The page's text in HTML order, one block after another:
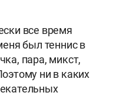
все время
был теннис в
пара, микст,
ни в каких